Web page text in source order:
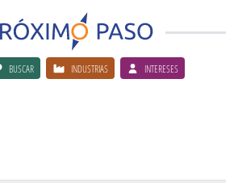
BUSCAR INDUSTRIAS INTERESES